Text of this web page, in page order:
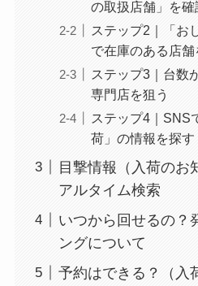
の取扱店舗」を確
ステップ2｜「お
で在庫のある店舗
ステップ3｜台数
専門店を狙う
ステップ4｜SNS
荷」の情報を探す
目撃情報（入荷のお
アルタイム検索
いつから回せるの？
ングについて
予約はできる？（入